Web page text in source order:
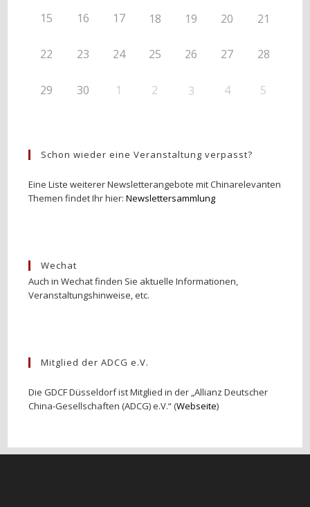
15 16 17 18 19 20 21
22 23 24 25 26 27 28
29 30 1 2 3 4 5
Schon wieder eine Veranstaltung verpasst?
Eine Liste weiterer Newsletterangebote mit Chinarelevanten
Themen findet Ihr hier:Newslettersammlung
Wechat
Auch in Wechat finden Sie aktuelle Informationen,
Veranstaltungshinweise, etc.
Mitglied der ADCG e.V.
Die GDCF Düsseldorf ist Mitglied in der „Allianz Deutscher
China-Gesellschaften (ADCG) e.V.“ (Webseite)